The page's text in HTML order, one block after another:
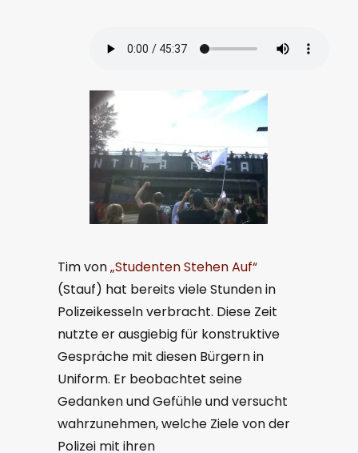
Tim von„Studenten Stehen Auf“
(Stauf) hat bereits viele Stunden in
Polizeikesseln verbracht. Diese Zeit
nutzte er ausgiebig für konstruktive
Gespräche mit diesen Bürgern in
Uniform. Er beobachtet seine
Gedanken und Gefühle und versucht
wahrzunehmen, welche Ziele von der
Polizei mit ihren